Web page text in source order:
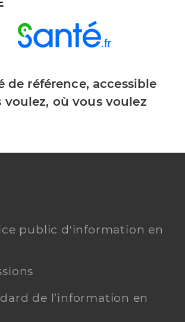
de référence, accessible
où vous voulez
public d'information en
de l’information en